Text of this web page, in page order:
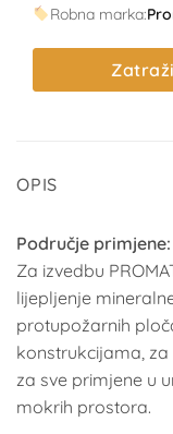
Robna marka:
OPIS
Područje primjene:
Za izvedbu
lijepljenje
protupožarnih
konstrukcijama,
za sve primjene u
mokrih prostora.